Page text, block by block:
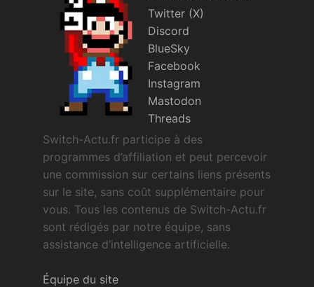
Twitter (X)
Discord
BlueSky
Facebook
Instagram
Mastodon
Threads
Switch-Actu.fr participe à des
programmes d’affiliation et peut percevoir
une commission sur certains liens présents
sur le site, sans coût supplémentaire pour
vous. Tous les contenus de Switch-Actu.fr
sont rédigés par notre équipe, sans
assistance d’intelligence artificielle.
Équipe du site